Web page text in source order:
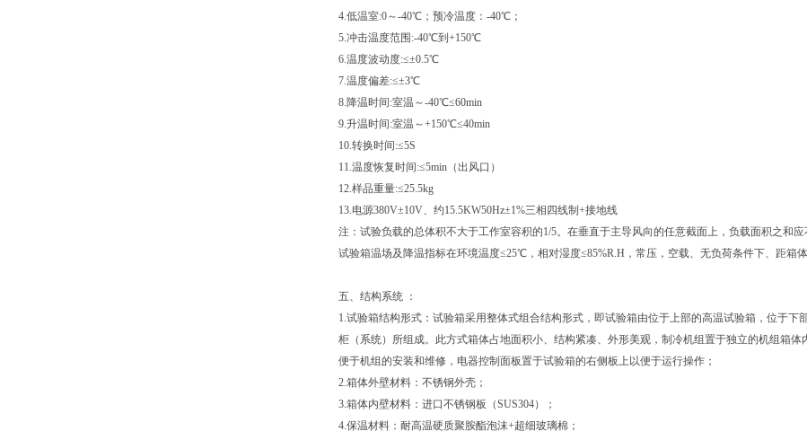
4.低温室:0～-40℃；预冷温度：-40℃；
5.冲击温度范围:-40℃到+150℃
6.温度波动度:≤±0.5℃
7.温度偏差:≤±3℃
8.降温时间:室温～-40℃≤60min
9.升温时间:室温～+150℃≤40min
10.转换时间:≤5S
11.温度恢复时间 :≤5min（出风口）
12.样品重量:≤25.5kg
13.电源380V±10V、约15.5KW50Hz±1%三相四线制+接地线
注：试验负载的总体积不大于工作室容积的1/5。在垂直于主导风向的任意截面上，负载面积之和
试验箱温场及降温指标在环境温度≤25℃，相对湿度≤85%R.H，常压，空载、无负荷条件下、距箱体
五、结构系统 ：
1.试验箱结构形式：试验箱采用整体式组合结构形式，即试验箱由位于上部的高温试验箱，位于
柜（系统）所组成。此方式箱体占地面积小、结构紧凑、外形美观，制冷机组置于独立的机组箱
便于机组的安装和维修，电器控制面板置于试验箱的右侧板上以便于运行操作；
2.箱体外壁材料：不锈钢外壳；
3.箱体内壁材料：进口不锈钢板（SUS304）；
4.保温材料：耐高温硬质聚胺酯泡沫+超细玻璃棉；